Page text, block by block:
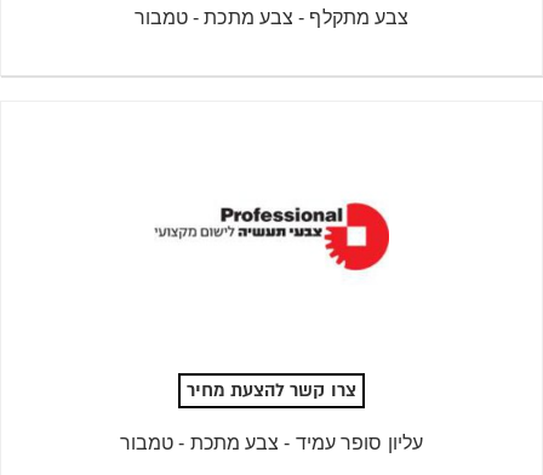
צבע מתקלף - צבע מתכת - טמבור
צרו קשר להצעת מחיר
עליון סופר עמיד - צבע מתכת - טמבור